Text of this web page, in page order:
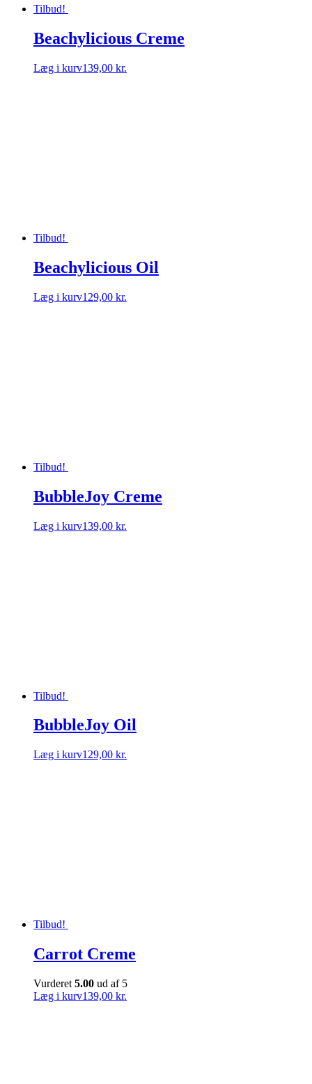
Tilbud!
Beachylicious Creme
Læg i kurv139,00 kr.
Tilbud!
Beachylicious Oil
Læg i kurv129,00 kr.
Tilbud!
BubbleJoy Creme
Læg i kurv139,00 kr.
Tilbud!
BubbleJoy Oil
Læg i kurv129,00 kr.
Tilbud!
Carrot Creme
Vurderet 5.00 ud af 5
Læg i kurv139,00 kr.